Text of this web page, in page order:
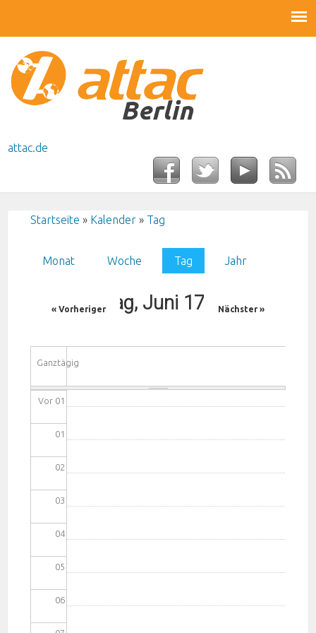
attac.de
Startseite » Kalender » Tag
Monat Woche Tag (aktiver Reiter)
Jahr
Dienstag, Juni 17, 2025
« Vorheriger Nächster »
Ganztägig
Vor 01
01
02
03
04
05
06